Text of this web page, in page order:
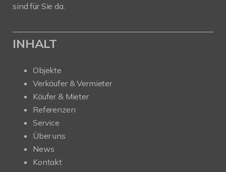
sind für Sie da.
INHALT
Objekte
Verkäufer & Vermieter
Käufer & Mieter
Referenzen
Service
Über uns
News
Kontakt